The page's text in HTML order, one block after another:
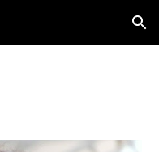
Skip to navigation